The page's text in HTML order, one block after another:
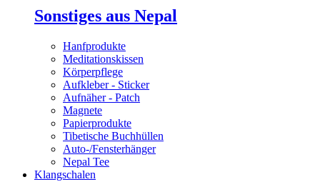
Sonstiges aus Nepal
Hanfprodukte
Meditationskissen
Körperpflege
Aufkleber - Sticker
Aufnäher - Patch
Magnete
Papierprodukte
Tibetische Buchhüllen
Auto-/Fensterhänger
Nepal Tee
Klangschalen